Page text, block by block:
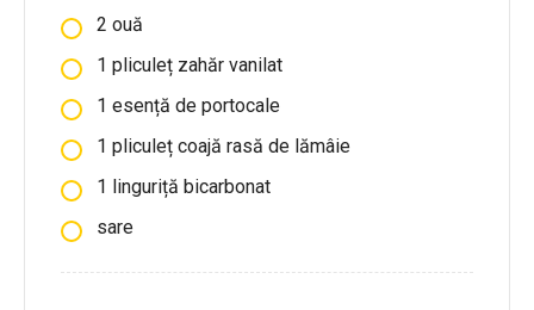
2 ouă
1 pliculeț zahăr vanilat
1 esență de portocale
1 pliculeț coajă rasă de lămâie
1 linguriță bicarbonat
sare